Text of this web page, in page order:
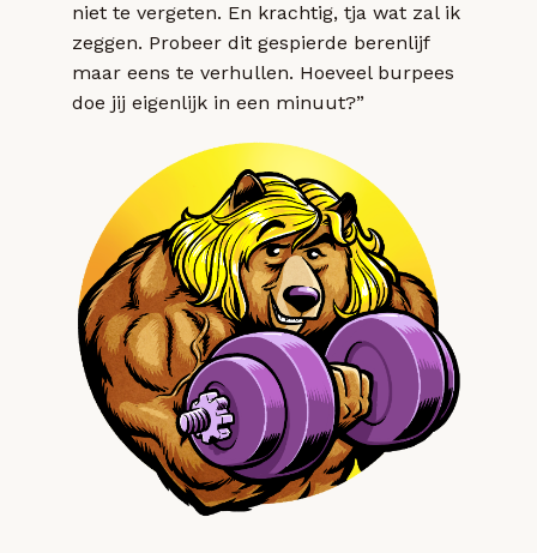
niet te vergeten. En krachtig, tja wat zal ik
zeggen. Probeer dit gespierde berenlijf
maar eens te verhullen. Hoeveel burpees
doe jij eigenlijk in een minuut?”